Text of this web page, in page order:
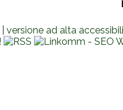
versione ad alta